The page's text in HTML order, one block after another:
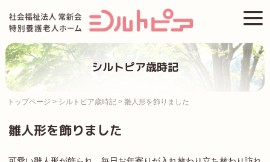
content
シルトピア歳時記
トップページ > シルトピア歳時記 > 雛人形を飾りました
雛人形を飾りました